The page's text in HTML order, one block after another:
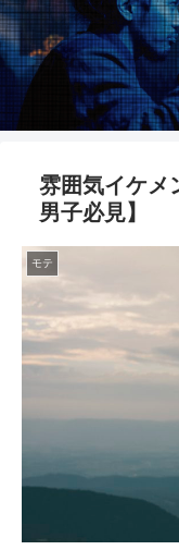
雰囲気イケメ
男子必見】
モテ